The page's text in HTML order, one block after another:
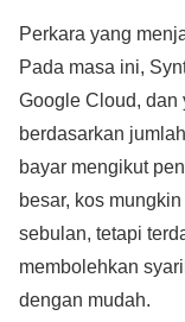
Perkara yang
Pada masa ini,
Google Cloud, dan
berdasarkan
bayar mengikut
besar, kos
sebulan, tetapi
membolehkan
dengan mudah.